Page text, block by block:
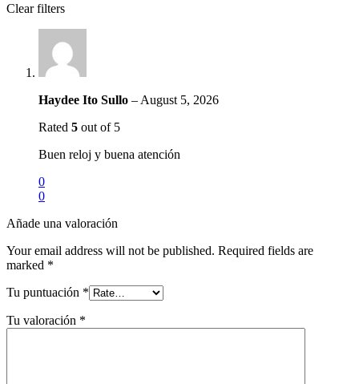
Clear filters
Haydee Ito Sullo – August 5, 2026
Rated 5 out of 5
Buen reloj y buena atención
0
0
Añade una valoración
Your email address will not be published. Required fields are
marked *
Tu puntuación *
Tu valoración *